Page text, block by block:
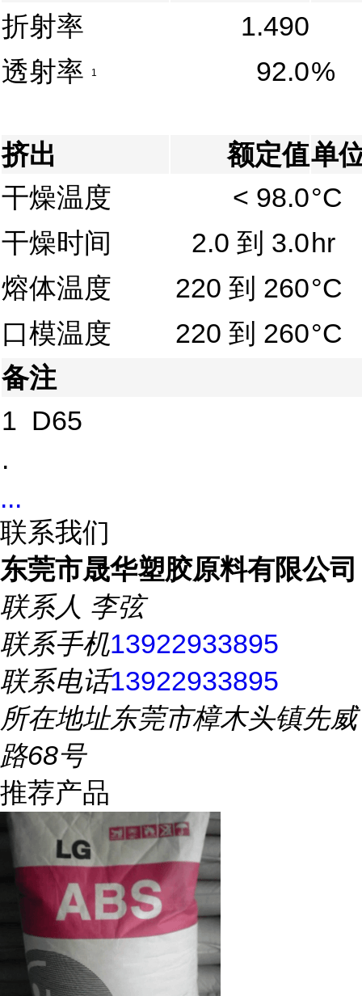
折射率
1.490
透射率
1 92.0%
挤出 额定值单
干燥温度
< 98.0°C
干燥时间
2.0 到 3.0hr
熔体温度
220 到 260°C
口模温度
220 到 260°C
备注
1
.
D65
...
联系我们
东莞市晟华塑胶原料有限公司
联系人 李弦
联系手机13922933895
联系电话13922933895
所在地址东莞市樟木头镇先威
路68号
推荐产品